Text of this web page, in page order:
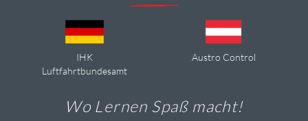
IHK
Luftfahrtbundesamt
Austro Control
Wo Lernen Spaß macht!